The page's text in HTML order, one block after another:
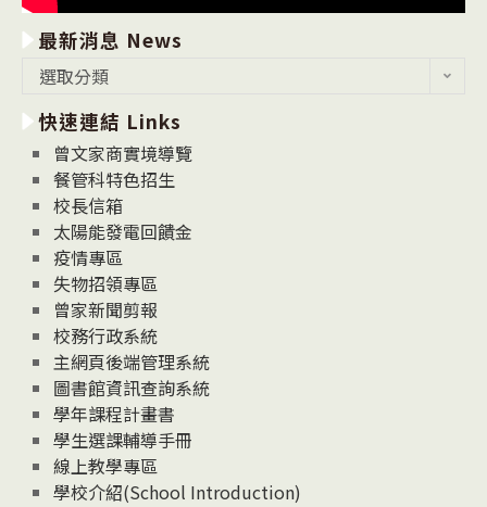
最新消息 News
消
息
News
選取分類
快速連結 Links
曾文家商實境導覽
餐管科特色招生
校長信箱
太陽能發電回饋金
疫情專區
失物招領專區
曾家新聞剪報
校務行政系統
主網頁後端管理系統
圖書館資訊查詢系統
學年課程計畫書
學生選課輔導手冊
線上教學專區
學校介紹(School Introduction)